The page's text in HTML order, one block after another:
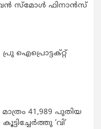
സ്മോൾ ഫിനാൻസ്
ഐപ്രൊട്ടക്റ്റ്
41,989 പുതിയ
‘വി’